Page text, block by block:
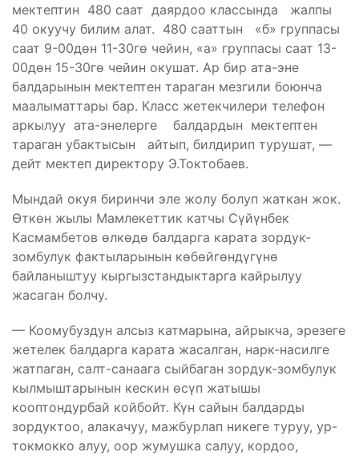
мектептин 480 саат даярдоо классында жалпы
40 окуучу билим алат. 480 сааттын «б» группасы
саат 9-00дөн 11-30гө чейин, «а» группасы саат 13-
00дөн 15-30гө чейин окушат. Ар бир ата-эне
балдарынын мектептен тараган мезгили боюнча
маалыматтары бар. Класс жетекчилери телефон
аркылуу ата-энелерге балдардын мектептен
тараган убактысын айтып, билдирип турушат, —
дейт мектеп директору Э.Токтобаев.
Мындай окуя биринчи эле жолу болуп жаткан жок.
Өткөн жылы Мамлекеттик катчы Сүйүнбек
Касмамбетов өлкөдө балдарга карата зордук-
зомбулук фактыларынын көбөйгөндүгүнө
байланыштуу кыргызстандыктарга кайрылуу
жасаган болчу.
— Коомубуздун алсыз катмарына, айрыкча, эрезеге
жетелек балдарга карата жасалган, нарк-насилге
жатпаган, салт-санаага сыйбаган зордук-зомбулук
кылмыштарынын кескин өсүп жатышы
кооптондурбай койбойт. Күн сайын балдарды
зордуктоо, алакачуу, мажбурлап никеге туруу, ур-
токмокко алуу, оор жумушка салуу, кордоо,